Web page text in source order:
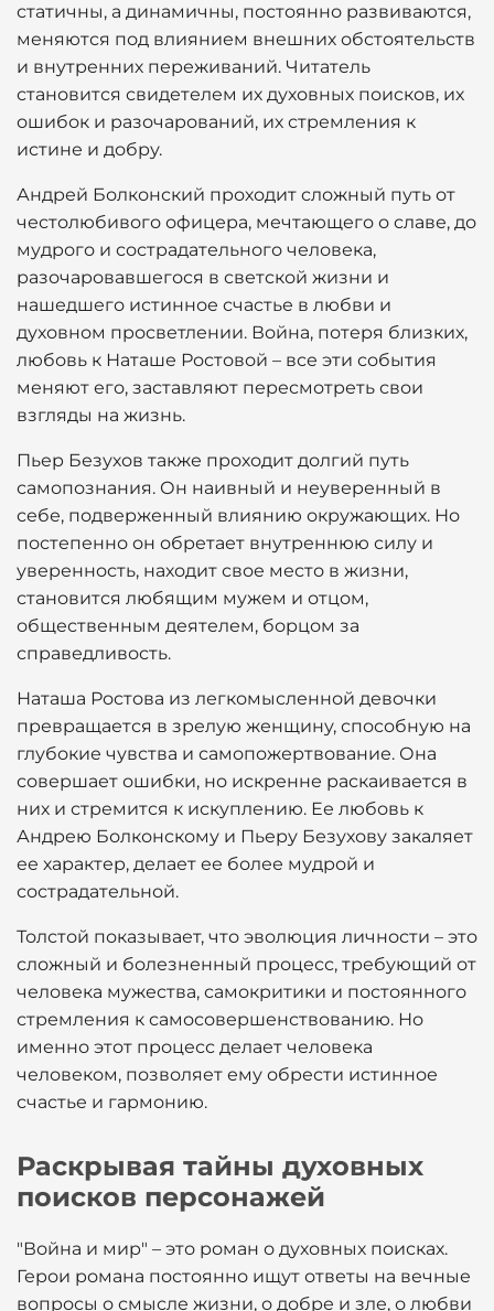
статичны, а динамичны, постоянно развиваются,
меняются под влиянием внешних обстоятельств
и внутренних переживаний. Читатель
становится свидетелем их духовных поисков, их
ошибок и разочарований, их стремления к
истине и добру.
Андрей Болконский проходит сложный путь от
честолюбивого офицера, мечтающего о славе, до
мудрого и сострадательного человека,
разочаровавшегося в светской жизни и
нашедшего истинное счастье в любви и
духовном просветлении. Война, потеря близких,
любовь к Наташе Ростовой – все эти события
меняют его, заставляют пересмотреть свои
взгляды на жизнь.
Пьер Безухов также проходит долгий путь
самопознания. Он наивный и неуверенный в
себе, подверженный влиянию окружающих. Но
постепенно он обретает внутреннюю силу и
уверенность, находит свое место в жизни,
становится любящим мужем и отцом,
общественным деятелем, борцом за
справедливость.
Наташа Ростова из легкомысленной девочки
превращается в зрелую женщину, способную на
глубокие чувства и самопожертвование. Она
совершает ошибки, но искренне раскаивается в
них и стремится к искуплению. Ее любовь к
Андрею Болконскому и Пьеру Безухову закаляет
ее характер, делает ее более мудрой и
сострадательной.
Толстой показывает, что эволюция личности – это
сложный и болезненный процесс, требующий от
человека мужества, самокритики и постоянного
стремления к самосовершенствованию. Но
именно этот процесс делает человека
человеком, позволяет ему обрести истинное
счастье и гармонию.
Раскрывая тайны духовных
поисков персонажей
"Война и мир" – это роман о духовных поисках.
Герои романа постоянно ищут ответы на вечные
вопросы о смысле жизни, о добре и зле, о любви